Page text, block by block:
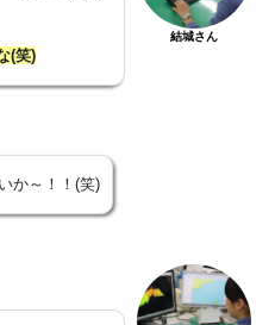
(笑)
結城さん
か～！！(笑)